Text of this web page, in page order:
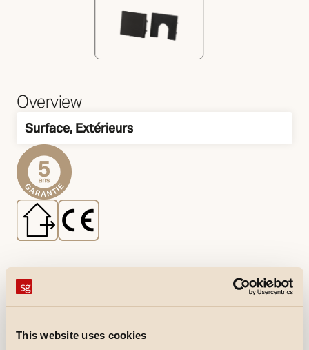
This website uses cookies
Overview
Montage
Surface, Extérieurs